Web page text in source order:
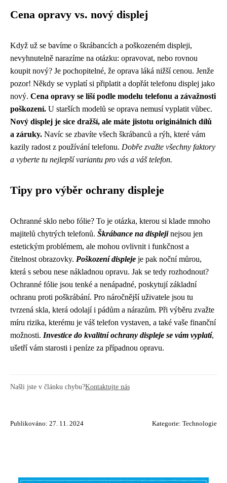
Cena opravy vs. nový displej
Když už se bavíme o škrábancích a poškozeném displeji,
nevyhnutelně narazíme na otázku: opravovat, nebo rovnou
koupit nový? Je pochopitelné, že oprava láká nižší cenou. Jenže
pozor! Někdy se vyplatí si připlatit a dopřát telefonu displej jako
nový. Cena opravy se liší podle modelu telefonu a závažnosti
poškození. U starších modelů se oprava nemusí vyplatit vůbec.
Nový displej je sice dražší, ale máte jistotu originálních dílů
a záruky. Navíc se zbavíte všech škrábanců a rýh, které vám
kazily radost z používání telefonu. Dobře zvažte všechny faktory
a vyberte tu nejlepší variantu pro vás a váš telefon.
Tipy pro výběr ochrany displeje
Ochranné sklo nebo fólie? To je otázka, kterou si klade mnoho
majitelů chytrých telefonů. Škrábance na displejinejsou jen
estetickým problémem, ale mohou ovlivnit i funkčnost a
čitelnost obrazovky. Poškození displeje je pak noční můrou,
která s sebou nese nákladnou opravu. Jak se tedy rozhodnout?
Ochranné fólie jsou tenké a nenápadné, poskytují základní
ochranu proti poškrábání. Pro náročnější uživatele jsou tu
tvrzená skla, která odolají i pádům a nárazům. Při výběru zvažte
míru rizika, kterému je váš telefon vystaven, a také vaše finanční
možnosti. Investice do kvalitní ochrany displeje se vám vyplatí,
ušetří vám starosti i peníze za případnou opravu.
Našli jste v článku chybu?Kontaktujte nás
Publikováno: 27. 11. 2024 Kategorie: Technologie